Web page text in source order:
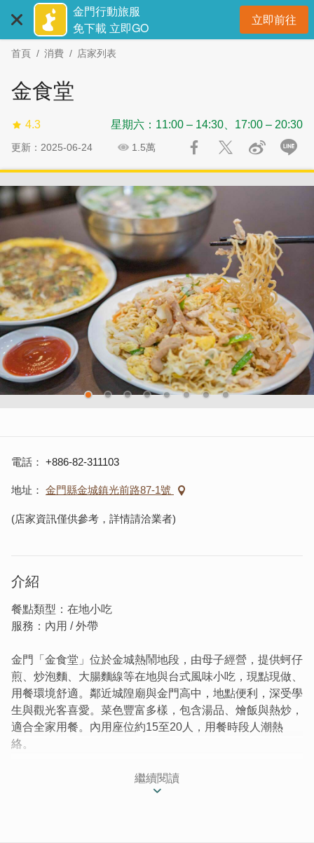
主
金門行動旅服
免下載 立即GO
立即前往開
首頁 消費 店家列表
金食堂
4.3 星期六：11:00 – 14:30、17:00 – 20:30
更新：2025-06-24 1.5萬
社
電話 +886-82-311103
地址 金門縣金城鎮光前路87-1號
(店家資訊僅供參考，詳情請洽業者)
介紹
餐點類型：在地小吃
服務：內用 / 外帶
金門「金食堂」位於金城熱鬧地段，由母子經營，提供蚵仔
煎、炒泡麵、大腸麵線等在地與台式風味小吃，現點現做、
用餐環境舒適。鄰近城隍廟與金門高中，地點便利，深受學
生與觀光客喜愛。菜色豐富多樣，包含湯品、燴飯與熱炒，
適合全家用餐。內用座位約15至20人，用餐時段人潮熱
絡。
金食堂│
金食堂位於金城光前路與中興路口，鄰近城隍廟，是一家由
繼續閱讀